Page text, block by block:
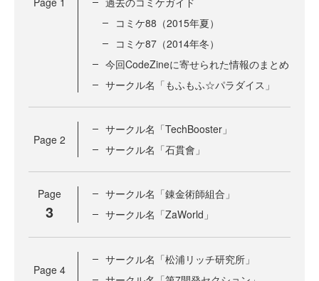
コミケ88（2015年夏）
コミケ87（2014年冬）
今回CodeZineに寄せられた情報のまとめ
サークル名「もふもふ☆パラダイス」
Page 2
サークル名「TechBooster」
サークル名「石貫會」
Page
3
サークル名「錬金術師組合」
サークル名「ZaWorld」
Page 4
サークル名「松浦リッチ研究所」